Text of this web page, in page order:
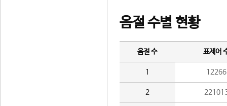
음절 수별 현황
음절 수 표제어
1 12266
2